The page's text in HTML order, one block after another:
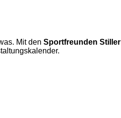
Mit den Sportfreunden Stiller